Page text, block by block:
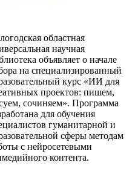
областная
научная
объявляет о начале
на специализированный
курс «ИИ для
проектов: пишем,
сочиняем». Программа
для обучения
гуманитарной и
сферы методам
с нейросетевыми
контента.